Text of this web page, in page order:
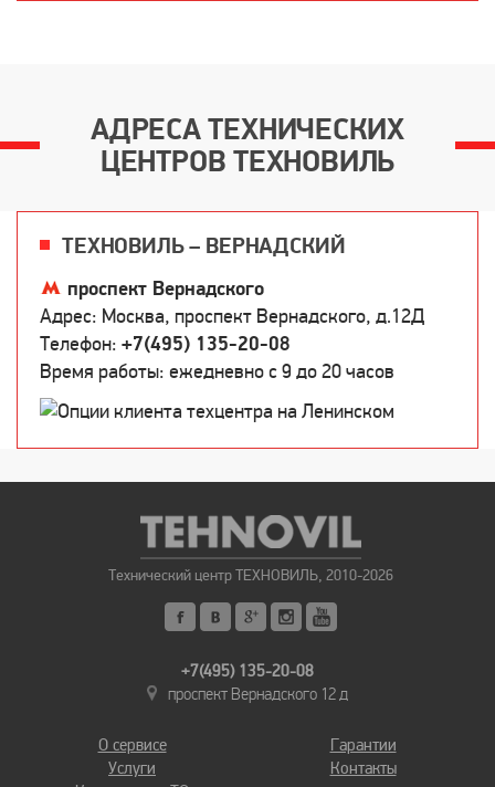
АДРЕСА ТЕХНИЧЕСКИХ
ЦЕНТРОВ ТЕХНОВИЛЬ
ТЕХНОВИЛЬ – ВЕРНАДСКИЙ
проспект Вернадского
Адрес: Москва, проспект Вернадского, д.12Д
Телефон: +7(495) 135-20-08
Время работы: ежедневно c 9 до 20 часов
Технический центр ТЕХНОВИЛЬ, 2010-2026
+7(495) 135-20-08
проспект Вернадского 12 д
О сервисе
Услуги
Гарантии
Контакты